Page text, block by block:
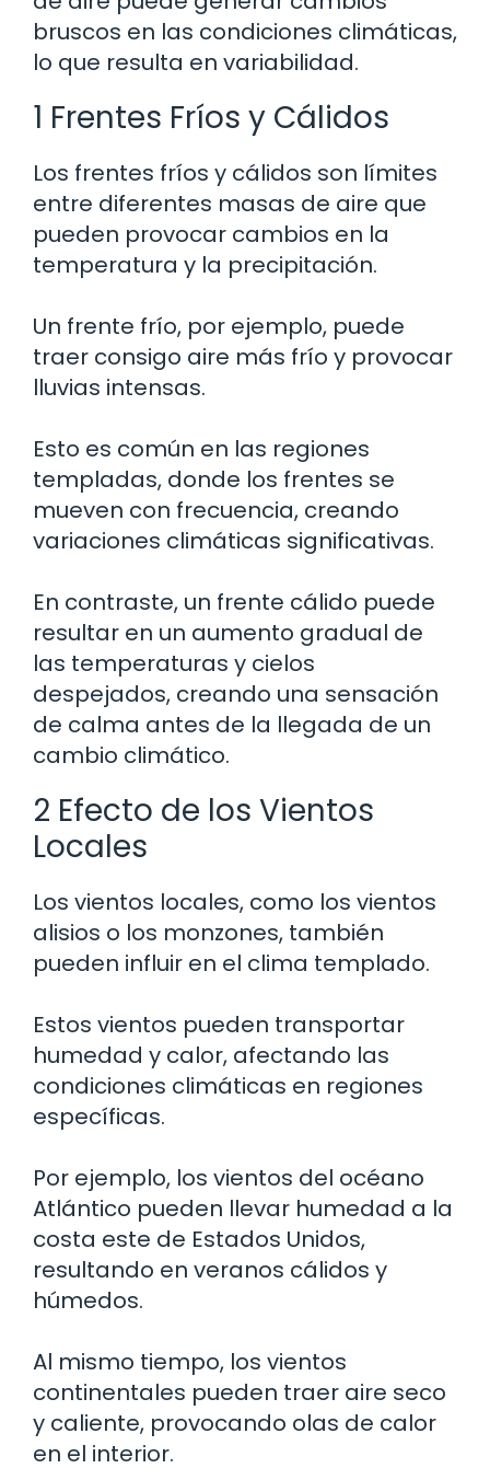
bruscos en las condiciones climáticas,
lo que resulta en variabilidad.
1 Frentes Fríos y Cálidos
Los frentes fríos y cálidos son límites
entre diferentes masas de aire que
pueden provocar cambios en la
temperatura y la precipitación.
Un frente frío, por ejemplo, puede
traer consigo aire más frío y provocar
lluvias intensas.
Esto es común en las regiones
templadas, donde los frentes se
mueven con frecuencia, creando
variaciones climáticas significativas.
En contraste, un frente cálido puede
resultar en un aumento gradual de
las temperaturas y cielos
despejados, creando una sensación
de calma antes de la llegada de un
cambio climático.
2 Efecto de los Vientos
Locales
Los vientos locales, como los vientos
alisios o los monzones, también
pueden influir en el clima templado.
Estos vientos pueden transportar
humedad y calor, afectando las
condiciones climáticas en regiones
específicas.
Por ejemplo, los vientos del océano
Atlántico pueden llevar humedad a la
costa este de Estados Unidos,
resultando en veranos cálidos y
húmedos.
Al mismo tiempo, los vientos
continentales pueden traer aire seco
y caliente, provocando olas de calor
en el interior.